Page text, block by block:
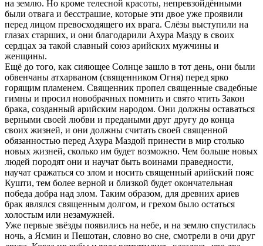
на землю. Но кроме телесной красоты, непревзойдёнными
были отвага и бесстрашие, которые эти двое уже проявили
перед лицом превосходящего их врага. Слёзы выступили на
глазах старших, и они благодарили Ахура Мазду в своих
сердцах за такой славный союз арийских мужчины и
женщины.
Ещё до того, как сияющее Солнце зашло в тот день, они были
обвенчаны атхарваном (священником Огня) перед ярко
горящим пламенем. Священник пропел священные свадебные
гимны и просил новобрачных помнить и свято чтить Закон
брака, созданный арийским народом. Они должны оставаться
верными своей любви и предаными друг другу до конца
своих жизней, и они должны считать своей священной
обязанностью перед Ахура Маздой принести в мир столько
новых жизней, сколько им будет возможно. Чем больше новых
людей породят они и научат быть воинами праведности,
научат сражаться со злом и носить священный арийский пояс
Кушти, тем более верной и близкой будет окончательная
победа добра над злом. Таким образом, для древних ариев
брак являлся священным долгом, и грехом было остаться
холостым или незамужней.
Уже первые звёзды появились на небе, и на землю спустилась
ночь, а Ясмин и Пешотан, словно во сне, смотрели в очи друг